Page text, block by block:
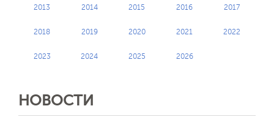
2013 2014 2015 2016 2017
2018 2019 2020 2021 2022
2023 2024 2025 2026
НОВОСТИ